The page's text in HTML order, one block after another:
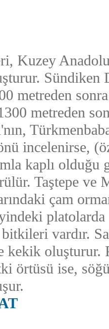
Kuzey
Sündiken
metreden
metreden
incelenirse,
kaplı olduğu
Taştepe ve
çam
vardır.
kekik
örtüsü ise,